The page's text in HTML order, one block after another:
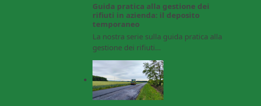
Guida pratica alla gestione dei
rifiuti in azienda: il deposito
temporaneo
La nostra serie sulla guida pratica alla
gestione dei rifiuti…